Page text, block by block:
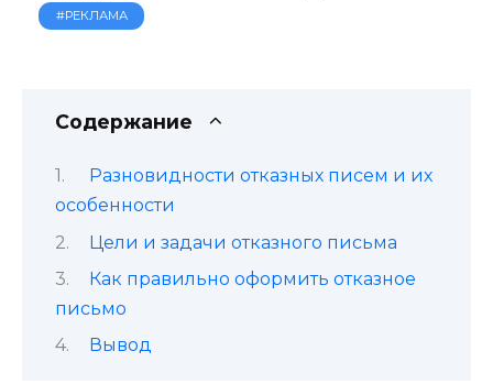
#РЕКЛАМА
Содержание
Разновидности отказных писем и их
особенности
Цели и задачи отказного письма
Как правильно оформить отказное
письмо
Вывод